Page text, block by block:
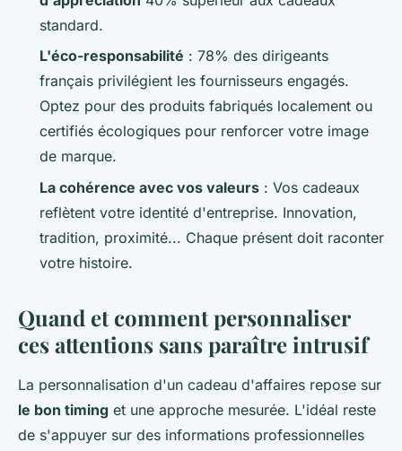
standard.
L'éco-responsabilité : 78% des dirigeants
français privilégient les fournisseurs engagés.
Optez pour des produits fabriqués localement ou
certifiés écologiques pour renforcer votre image
de marque.
La cohérence avec vos valeurs : Vos cadeaux
reflètent votre identité d'entreprise. Innovation,
tradition, proximité... Chaque présent doit raconter
votre histoire.
Quand et comment personnaliser
ces attentions sans paraître intrusif
La personnalisation d'un cadeau d'affaires repose sur
le bon timing et une approche mesurée. L'idéal reste
de s'appuyer sur des informations professionnelles